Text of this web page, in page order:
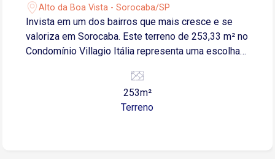
Alto da Boa Vista - Sorocaba/SP
Invista em um dos bairros que mais cresce e se
valoriza em Sorocaba. Este terreno de 253,33 m² no
Condomínio Villagio Itália representa uma escolha
Alto da Boa Vista consolidou-se como um polo de
alta valorização, impulsionado pela infraestrutura
em constante desenvolvimento e pela proximidade
253m²
Terreno